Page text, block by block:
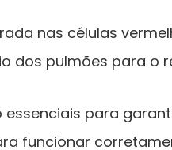
nas células
dos pulmões para o
para
funcionar